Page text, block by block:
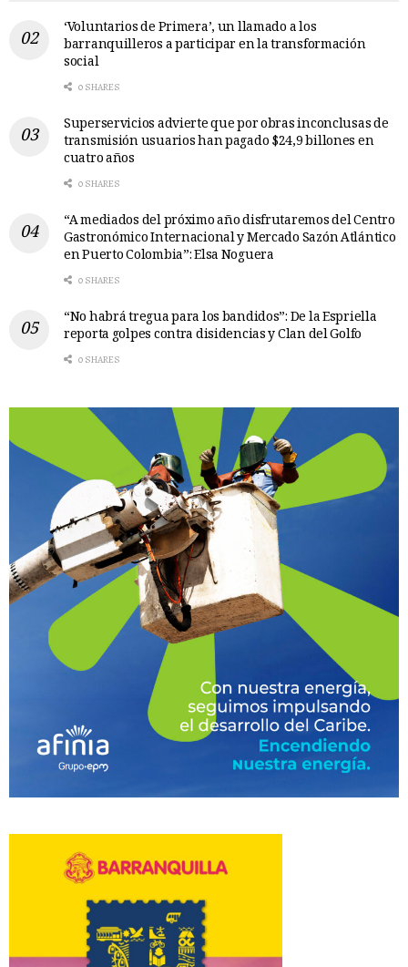
‘Voluntarios de Primera’, un llamado a los
barranquilleros a participar en la transformación
social
0 SHARES
Superservicios advierte que por obras inconclusas de
transmisión usuarios han pagado $24,9 billones en
cuatro años
0 SHARES
“A mediados del próximo año disfrutaremos del Centro
Gastronómico Internacional y Mercado Sazón Atlántico
en Puerto Colombia”: Elsa Noguera
0 SHARES
“No habrá tregua para los bandidos”: De la Espriella
reporta golpes contra disidencias y Clan del Golfo
0 SHARES